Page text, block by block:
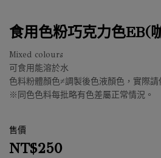
食用色粉巧克力色EB(
Mixed colours
可食用能溶於水
色料粉體顏色≠調製後色液顏色，實際請
※同色色料每批略有色差屬正常情況。
售價
NT$250